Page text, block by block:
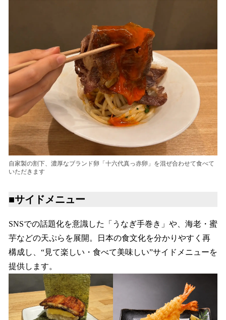
自家製の割下、濃厚なブランド卵「十六代真っ赤卵」を混ぜ合わせて食べて
いただきます
■サイドメニュー
SNSでの話題化を意識した「うなぎ手巻き」や、海老・蜜
芋などの天ぷらを展開。日本の食文化を分かりやすく再
構成し、“見て楽しい・食べて美味しい”サイドメニューを
提供します。